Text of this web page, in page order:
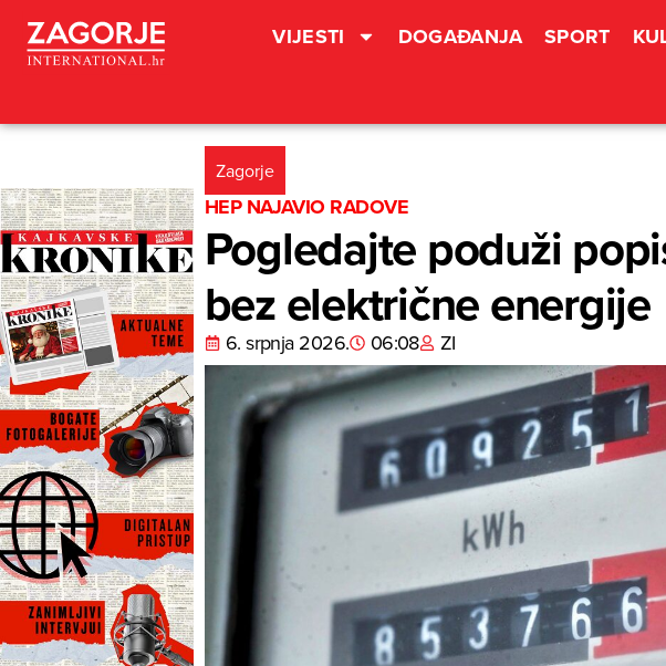
VIJESTI DOGAĐANJA SPORT
Zagorje
HEP NAJAVIO RADOVE
Pogledajte poduži
bez električne energije
6. srpnja 2026. 06:08 ZI